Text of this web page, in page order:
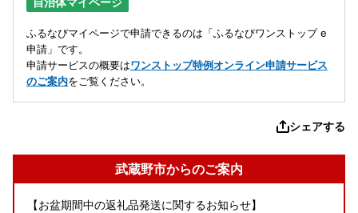
ふるなびマイページで申請できるのは「ふるなびワンストップ e
申請」です。
申請サービスの概要はワンストップ特例オンライン申請サービス
のご案内をご覧ください。
シェアする
武蔵野市からのご案内
【お盆期間中の返礼品発送に関するお知らせ】